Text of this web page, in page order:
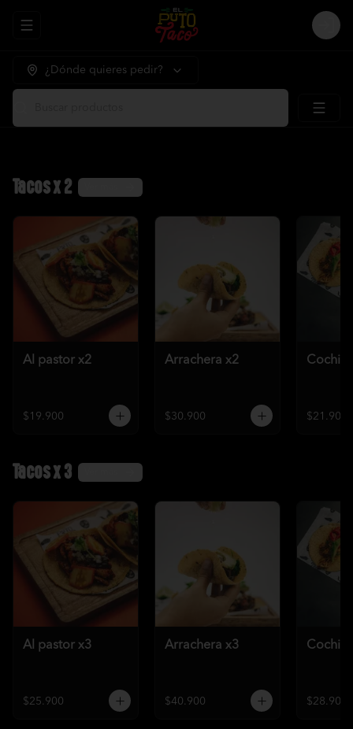
Abrir menu de navegación
¿Dónde quieres pedir?
Tacos x 2
Al pastor x2
$19.900
Arrachera x2
$30.900 $21.900
Tacos x 3
Al pastor x3
$25.900
Arrachera x3
$40.900 $28.900